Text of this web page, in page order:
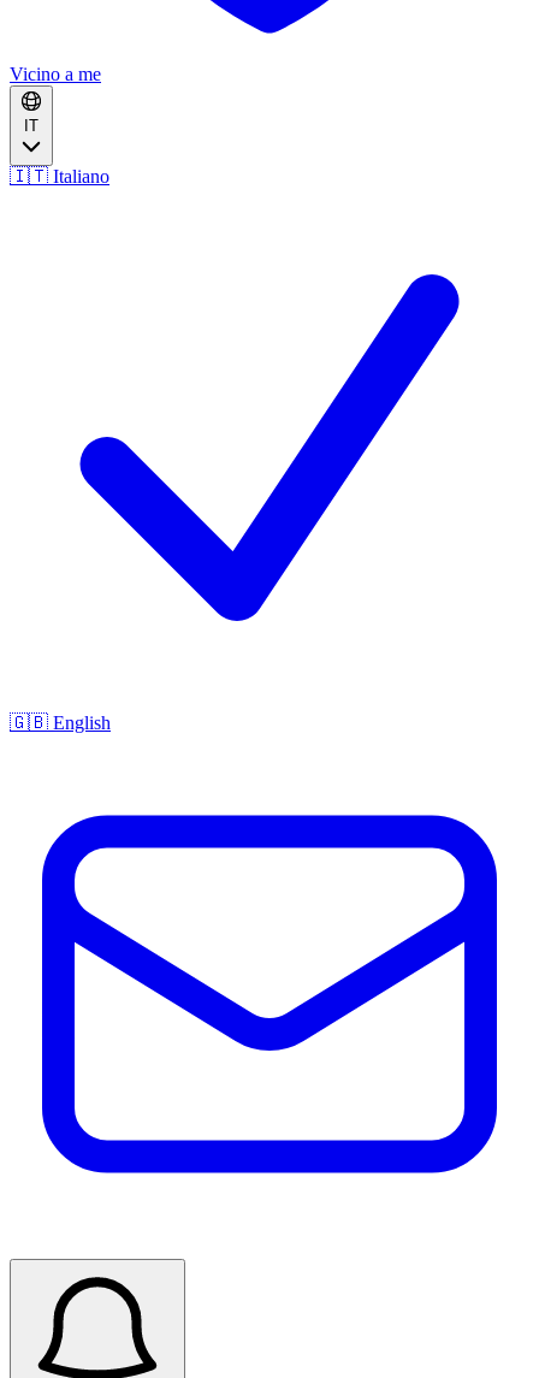
Vicino a me
IT
🇮🇹 Italiano
🇬🇧 English